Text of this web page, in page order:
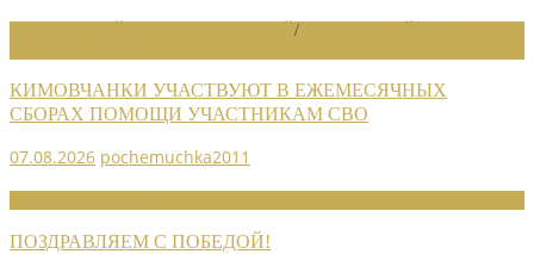
/
КИМОВЧАНКИ УЧАСТВУЮТ В ЕЖЕМЕСЯЧНЫХ
СБОРАХ ПОМОЩИ УЧАСТНИКАМ СВО
07.08.2026 pochemuchka2011
ПОЗДРАВЛЯЕМ С ПОБЕДОЙ!